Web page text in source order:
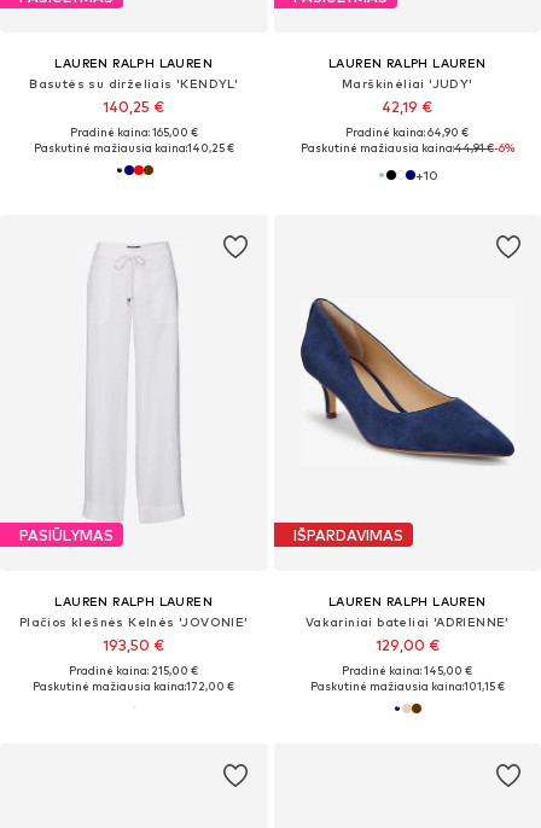
LAUREN RALPH LAUREN
Basutės su dirželiais 'KENDYL'
140,25 €
Pradinė kaina: 165,00 €
Paskutinė mažiausia kaina:140,25 €
LAUREN RALPH LAUREN
Marškinėliai 'JUDY'
42,19 €
Pradinė kaina: 64,90 €
Paskutinė mažiausia kaina:44,91 €-6%
+10
PASIŪLYMAS
LAUREN RALPH LAUREN
Plačios klešnės Kelnės 'JOVONIE'
193,50 €
Pradinė kaina: 215,00 €
Paskutinė mažiausia kaina:172,00 €
IŠPARDAVIMAS
LAUREN RALPH LAUREN
Vakariniai bateliai 'ADRIENNE'
129,00 €
Pradinė kaina: 145,00 €
Paskutinė mažiausia kaina:101,15 €